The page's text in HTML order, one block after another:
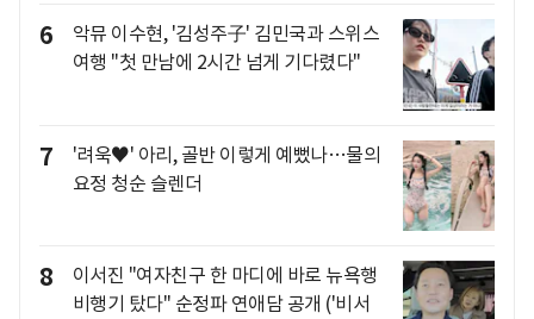
6
악뮤 이수현, '김성주子' 김민국과 스위스
여행 "첫 만남에 2시간 넘게 기다렸다"
7
'려욱♥' 아리, 골반 이렇게 예뻤나…물의
요정 청순 슬렌더
8
이서진 "여자친구 한 마디에 바로 뉴욕행
비행기 탔다" 순정파 연애담 공개 ('비서